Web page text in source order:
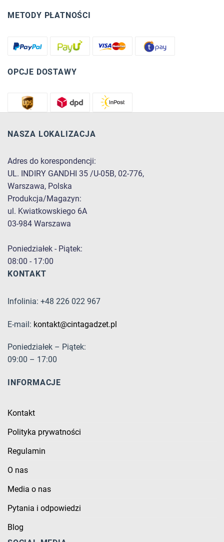
METODY PŁATNOŚCI
OPCJE DOSTAWY
NASZA LOKALIZACJA
Adres do korespondencji:
UL. INDIRY GANDHI 35 /U-05B, 02-776,
Warszawa, Polska
Produkcja/Magazyn:
ul. Kwiatkowskiego 6A
03-984 Warszawa
Poniedziałek - Piątek:
08:00 - 17:00
KONTAKT
Infolinia: +48 226 022 967
E-mail: kontakt@cintagadzet.pl
Poniedziałek – Piątek:
09:00 – 17:00
INFORMACJE
Kontakt
Polityka prywatności
Regulamin
O nas
Media o nas
Pytania i odpowiedzi
Blog